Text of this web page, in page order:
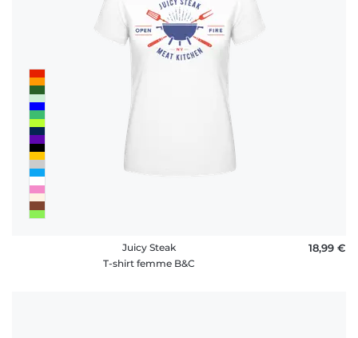
Juicy Steak
T-shirt femme B&C
18,99 €